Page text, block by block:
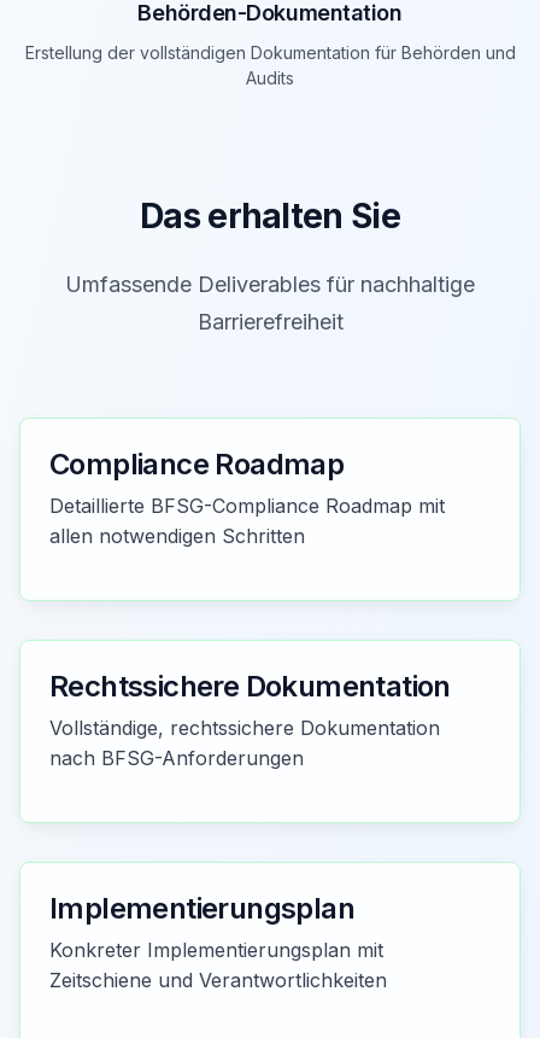
Behörden-Dokumentation
Erstellung der vollständigen Dokumentation für Behörden und
Audits
Das erhalten Sie
Umfassende Deliverables für nachhaltige
Barrierefreiheit
Compliance Roadmap
Detaillierte BFSG-Compliance Roadmap mit
allen notwendigen Schritten
Rechtssichere Dokumentation
Vollständige, rechtssichere Dokumentation
nach BFSG-Anforderungen
Implementierungsplan
Konkreter Implementierungsplan mit
Zeitschiene und Verantwortlichkeiten